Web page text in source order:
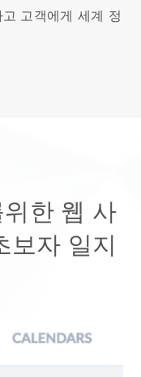
고객에게 세계 정
한 웹 사
보자 일지